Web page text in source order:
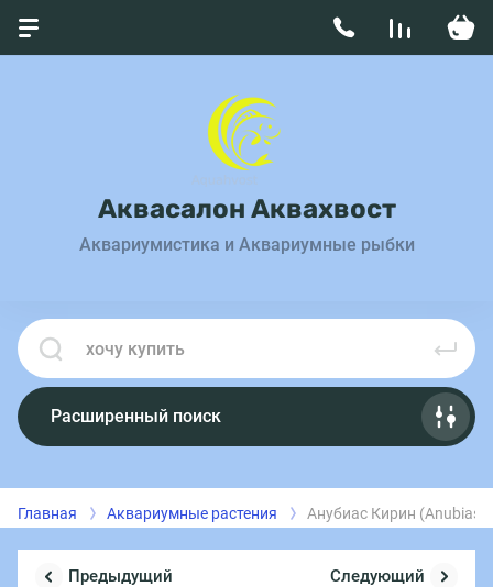
Аквасалон Аквахвост
Аквариумистика и Аквариумные рыбки
Расширенный поиск
Главная Аквариумные растения Анубиас Кирин (Anubias
Предыдущий Следующий